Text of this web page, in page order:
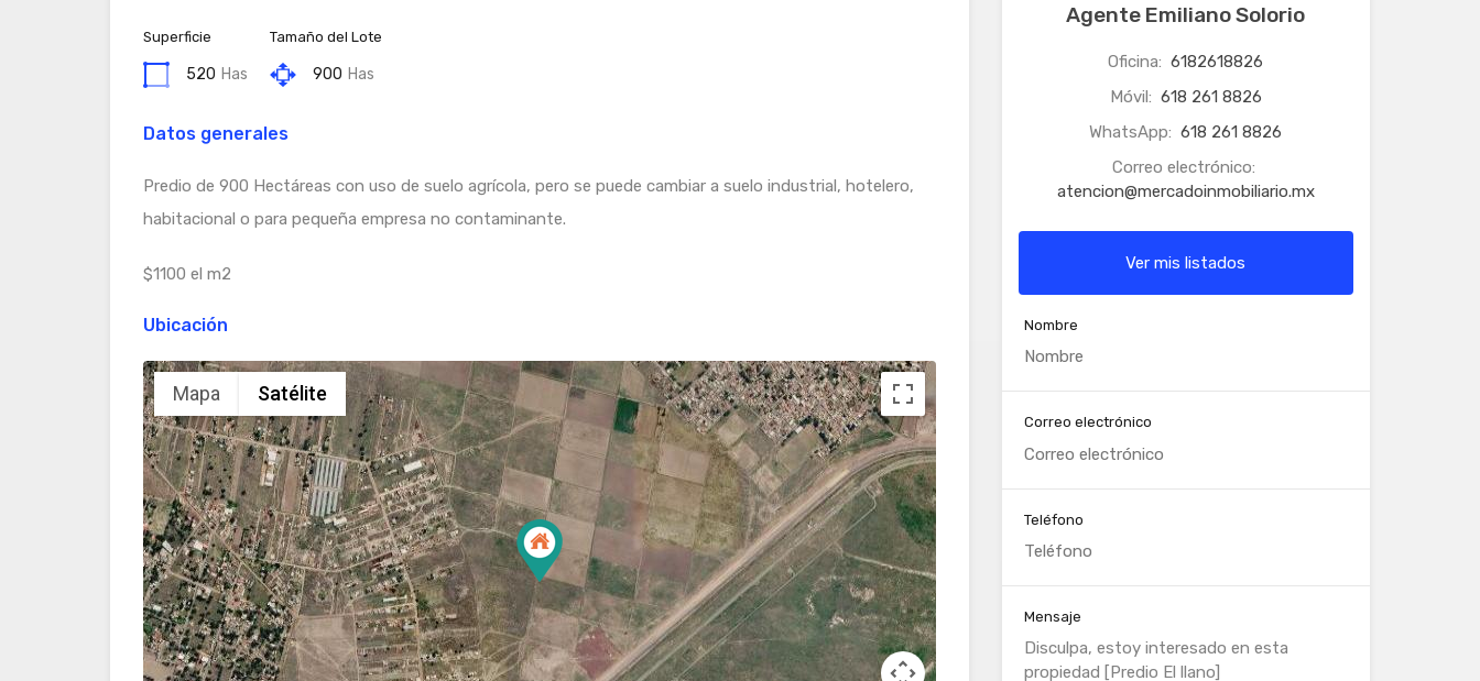
Superficie
520 Has
Tamaño del Lote
900 Has
Datos generales
Predio de 900 Hectáreas con uso de suelo agrícola, pero se puede cambiar a suelo industrial, hotelero,
habitacional o para pequeña empresa no contaminante.
$1100 el m2
Ubicación
Mapa Satélite
Agente Emiliano Solorio
Oficina: 6182618826
Móvil: 618 261 8826
WhatsApp: 618 261 8826
Correo electrónico:
atencion@mercadoinmobiliario.mx
Ver mis listados
Nombre
Correo electrónico
Teléfono
Mensaje